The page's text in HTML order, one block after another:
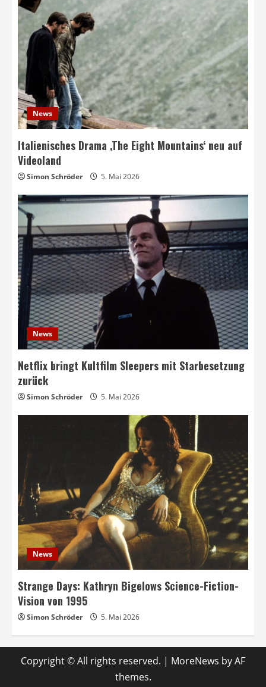
News
Italienisches Drama ‚The Eight Mountains‘ neu auf
Videoland
Simon Schröder 5. Mai 2026
News
Netflix bringt Kultfilm Sleepers mit Starbesetzung
zurück
Simon Schröder 5. Mai 2026
News
Strange Days: Kathryn Bigelows Science-Fiction-
Vision von 1995
Simon Schröder 5. Mai 2026
Copyright © All rights reserved. | MoreNews by AF
themes.